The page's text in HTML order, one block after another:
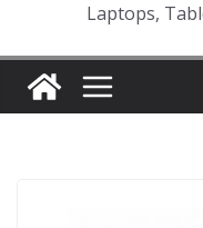
Laptops,